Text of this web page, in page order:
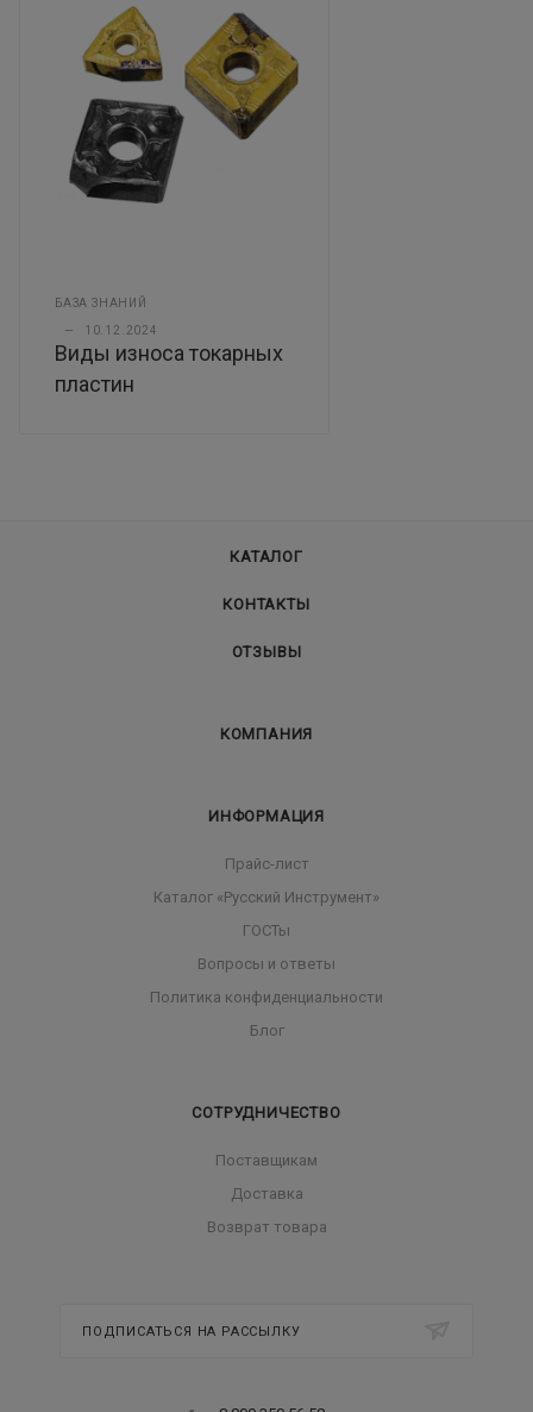
БАЗА ЗНАНИЙ
— 10.12.2024
Виды износа токарных
пластин
КАТАЛОГ
КОНТАКТЫ
ОТЗЫВЫ
КОМПАНИЯ
ИНФОРМАЦИЯ
Прайс-лист
Каталог «Русский Инструмент»
ГОСТы
Вопросы и ответы
Политика конфиденциальности
Блог
СОТРУДНИЧЕСТВО
Поставщикам
Доставка
Возврат товара
ПОДПИСАТЬСЯ НА РАССЫЛКУ